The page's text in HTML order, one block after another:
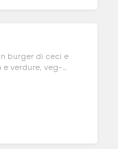
burger di ceci e
e verdure, veg-